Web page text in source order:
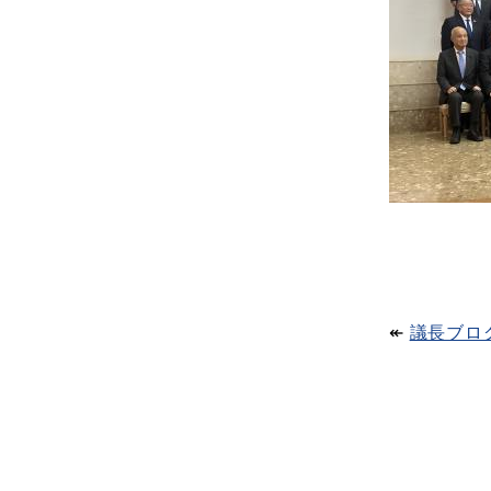
↞​ 議長ブロ